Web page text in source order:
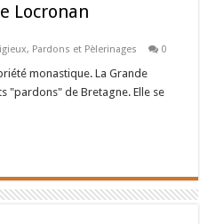
Locronan
, Pardons et Pèlerinages 0
monastique. La Grande
"pardons" de Bretagne. Elle se